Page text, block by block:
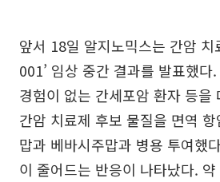
앞서 18일 알지노믹스는 간암 치
001’ 임상 중간 결과를 발표했다
경험이 없는 간세포암 환자 등을
간암 치료제 후보 물질을 면역
맙과 베바시주맙과 병용 투여했
이 줄어드는 반응이 나타났다.